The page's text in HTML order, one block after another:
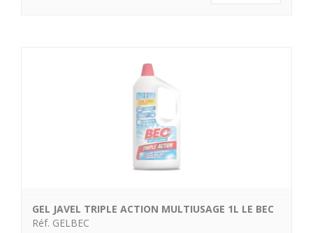
GEL JAVEL TRIPLE ACTION MULTIUSAGE 1L LE BEC
Réf. GELBEC